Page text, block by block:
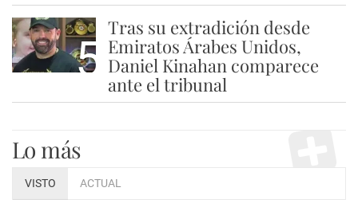
5
Tras su extradición desde
Emiratos Árabes Unidos,
Daniel Kinahan comparece
ante el tribunal
Lo más
VISTO ACTUAL